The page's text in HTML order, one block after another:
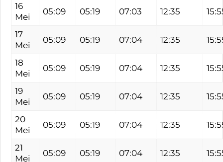
16
Mei
05:09 05:19 07:03 12:35
17
Mei
05:09 05:19 07:04 12:35
18
Mei
05:09 05:19 07:04 12:35
19
Mei
05:09 05:19 07:04 12:35
20
Mei
05:09 05:19 07:04 12:35
21
Mei
05:09 05:19 07:04 12:35